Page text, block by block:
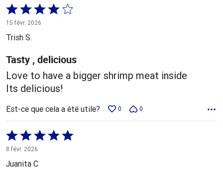
Coté
4 sur
5
15 févr. 2026
Trish S.
Tasty , delicious
Love to have a bigger shrimp meat inside
Its delicious!
Est-ce que cela a été utile? 0 0
Coté
5 sur
5
8 févr. 2026
Juanita C